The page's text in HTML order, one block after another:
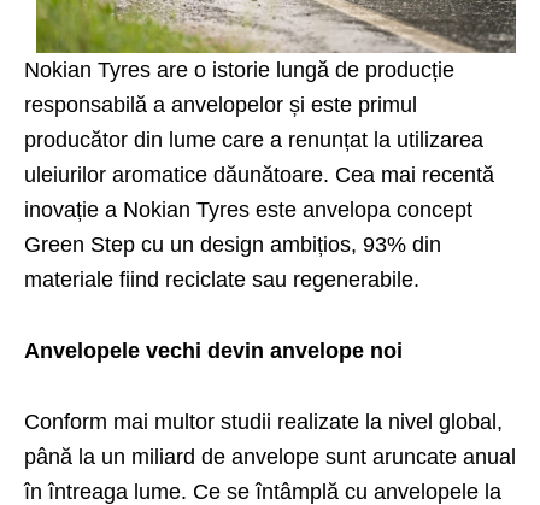
Nokian Tyres are o istorie lungă de producție
responsabilă a anvelopelor și este primul
producător din lume care a renunțat la utilizarea
uleiurilor aromatice dăunătoare. Cea mai recentă
inovație a Nokian Tyres este anvelopa concept
Green Step cu un design ambițios, 93% din
materiale fiind reciclate sau regenerabile.
Anvelopele vechi devin anvelope noi
Conform mai multor studii realizate la nivel global,
până la un miliard de anvelope sunt aruncate anual
în întreaga lume. Ce se întâmplă cu anvelopele la